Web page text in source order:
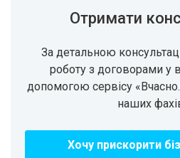
Отримати
За детальною
роботу з договорами у
допомогою сервісу
наших
Хочу прискорити